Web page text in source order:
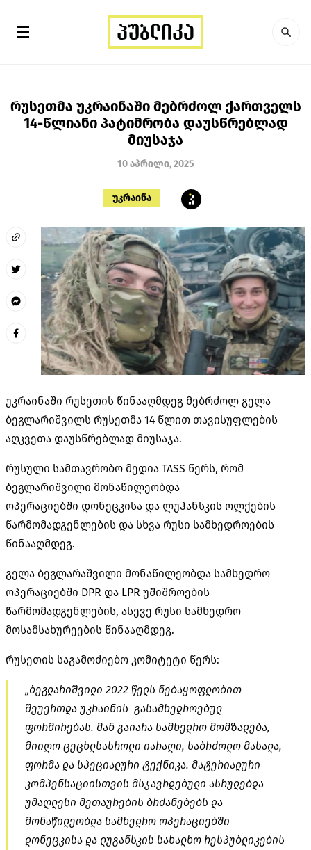
რუსეთმა უკრაინაში მებრძოლ ქართველს
14-წლიანი პატიმრობა დაუსწრებლად
მიუსაჯა
10 აპრილი, 2025
უკრაინა
უკრაინაში რუსეთის წინააღმდეგ მებრძოლ გელა
ბეგლარიშვილს რუსეთმა 14 წლით თავისუფლების
აღკვეთა დაუსწრებლად მიუსაჯა.
რუსული სამთავრობო მედია TASS წერს, რომ
ბეგლარიშვილი მონაწილეობდა
ოპერაციებში დონეცკისა და ლუჰანსკის ოლქების
წარმომადგენლების და სხვა რუსი სამხედროების
წინააღმდეგ.
გელა ბეგლარაშვილი მონაწილეობდა სამხედრო
ოპერაციებში DPR და LPR უშიშროების
წარმომადგენლების, ასევე რუსი სამხედრო
მოსამსახურეების წინააღმდეგ.
რუსეთის საგამოძიებო კომიტეტი წერს:
„ბეგლარიშვილი 2022 წელს ნებაყოფლობით
შეუერთდა უკრაინის გასამხედროებულ
ფორმირებას. მან გაიარა სამხედრო მომზადება,
მიიღო ცეცხლსასროლი იარაღი, საბრძოლო მასალა,
ფორმა და სპეციალური ტექნიკა. მატერიალური
კომპენსაციისთვის მსჯავრდებული ასრულებდა
უმაღლესი მეთაურების ბრძანებებს და
მონაწილეობდა სამხედრო ოპერაციებში
დონეცკისა და ლუგანსკის სახალხო რესპუბლიკების